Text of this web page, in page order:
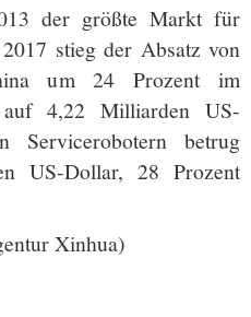
der größte Markt für
stieg der Absatz von
um 24 Prozent im
4,22 Milliarden US-
betrug
US-Dollar, 28 Prozent
Xinhua)